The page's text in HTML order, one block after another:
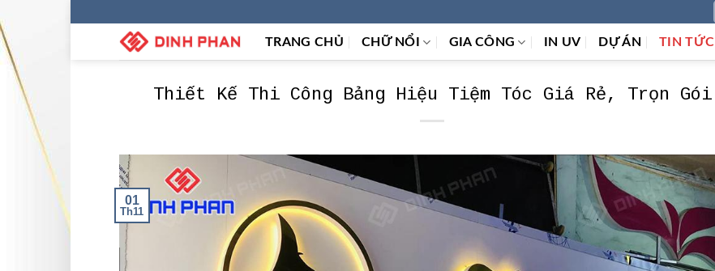
TRANG CHỦ CHỮ NỔI GIA CÔNG IN UV DỰ ÁN TIN TỨC
Thiết Kế Thi Công Bảng Hiệu Tiệm Tóc Giá Rẻ, Trọn Gói
01
Th11